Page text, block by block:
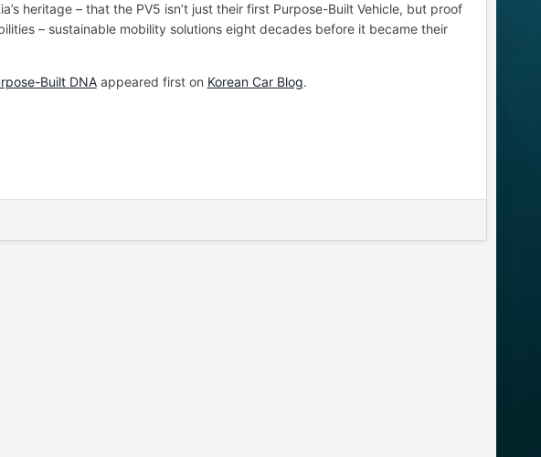
heritage – that the PV5 isn’t just their first Purpose-Built Vehicle, but proof
– sustainable mobility solutions eight decades before it became their
Built DNAappeared first on Korean Car Blog.